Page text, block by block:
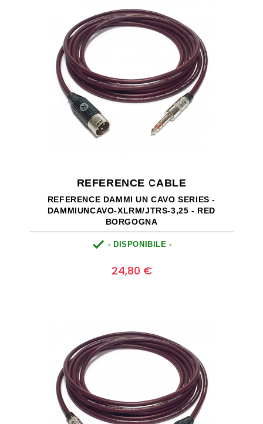
REFERENCE CABLE
REFERENCE DAMMI UN CAVO SERIES -
DAMMIUNCAVO-XLRM/JTRS-3,25 - RED
BORGOGNA
 - DISPONIBILE -
24,80 €